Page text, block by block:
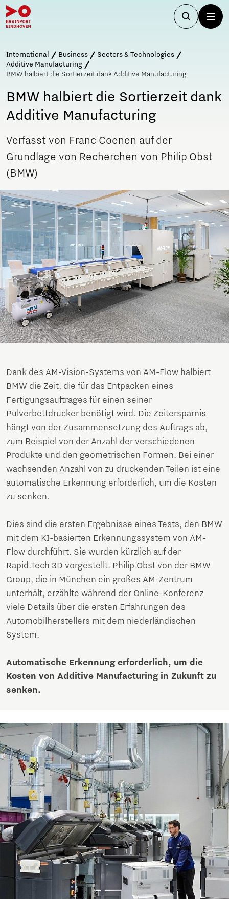
International Business
Sectors & Technologies
Additive Manufacturing
BMW halbiert die Sortierzeit dank Additive Manufacturing
BMW halbiert die Sortierzeit dank
Additive Manufacturing
Verfasst von Franc Coenen auf der
Grundlage von Recherchen von Philip Obst
(BMW)
Dank des AM-Vision-Systems von AM-Flow halbiert
BMW die Zeit, die für das Entpacken eines
Fertigungsauftrages für einen seiner
Pulverbettdrucker benötigt wird. Die Zeitersparnis
hängt von der Zusammensetzung des Auftrags ab,
zum Beispiel von der Anzahl der verschiedenen
Produkte und den geometrischen Formen. Bei einer
wachsenden Anzahl von zu druckenden Teilen ist eine
automatische Erkennung erforderlich, um die Kosten
zu senken.
Dies sind die ersten Ergebnisse eines Tests, den BMW
mit dem KI-basierten Erkennungssystem von AM-
Flow durchführt. Sie wurden kürzlich auf der
Rapid.Tech 3D vorgestellt. Philip Obst von der BMW
Group, die in München ein großes AM-Zentrum
unterhält, erzählte während der Online-Konferenz
viele Details über die ersten Erfahrungen des
Automobilherstellers mit dem niederländischen
System.
Automatische Erkennung erforderlich, um die
Kosten von Additive Manufacturing in Zukunft zu
senken.